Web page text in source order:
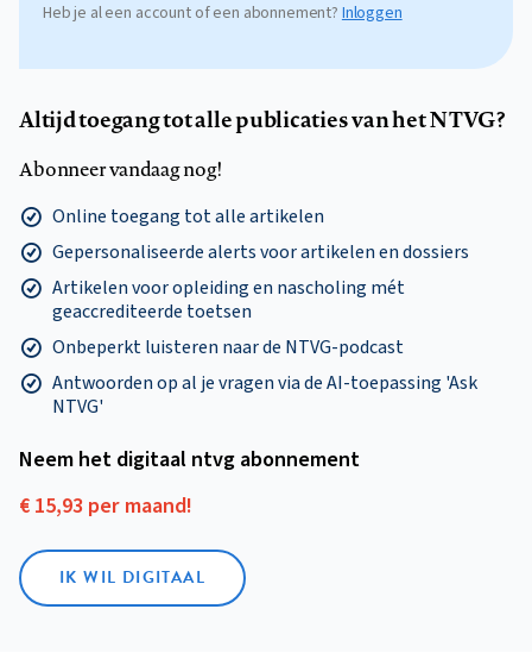
Heb je al een account of een abonnement?Inloggen
Altijd toegang tot alle publicaties van het NTVG?
Abonneer vandaag nog!
Online toegang tot alle artikelen
Gepersonaliseerde alerts voor artikelen en dossiers
Artikelen voor opleiding en nascholing mét
geaccrediteerde toetsen
Onbeperkt luisteren naar de NTVG-podcast
Antwoorden op al je vragen via de AI-toepassing 'Ask
NTVG'
Neem het digitaal ntvg abonnement
€ 15,93 per maand!
IK WIL DIGITAAL